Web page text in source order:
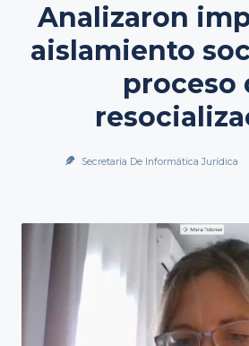
Analizaron
aislamiento
proceso
Secretaría De Informática Jurídica